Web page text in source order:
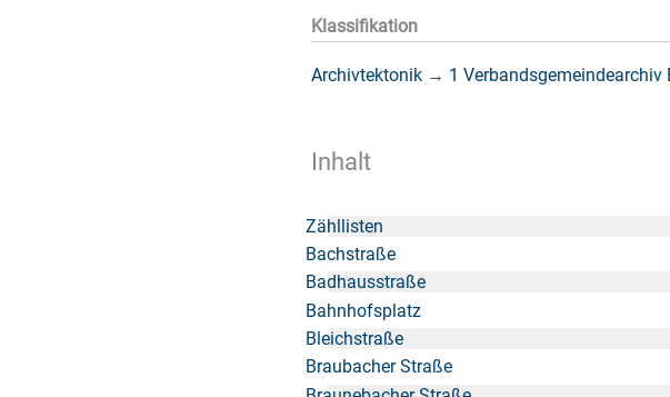
Klassifikation
Archivtektonik → 1 Verbandsgemeindearchiv
Inhalt
Zähllisten
Bachstraße
Badhausstraße
Bahnhofsplatz
Bleichstraße
Braubacher Straße